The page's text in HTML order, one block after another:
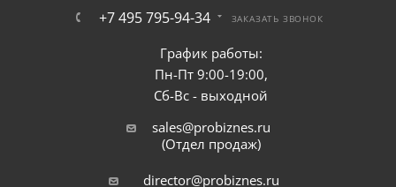
+7 495 795-94-34 ЗАКАЗАТЬ ЗВОНОК
График работы:
Пн-Пт 9:00-19:00,
Сб-Вс - выходной
sales@probiznes.ru
(Отдел продаж)
director@probiznes.ru